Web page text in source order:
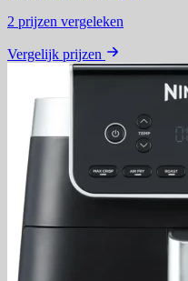
2 prijzen vergeleken
Vergelijk prijzen